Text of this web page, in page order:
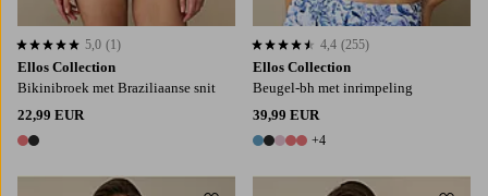
Ellos Collection
Bikinibroek met Braziliaanse snit
22,99 EUR
2 kleuren
5,0 op basis van 1 beoordelingen
5,0 (1)
Ellos Collection
Beugel-bh met inrimpeling
39,99 EUR
9 kleuren
+4
4,4 op basis van 255 beoordelingen
4,4 (255)